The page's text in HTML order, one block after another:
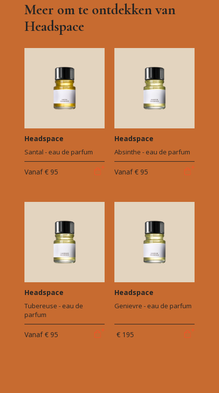
Meer om te ontdekken van
Headspace
Headspace
Santal - eau de parfum
Vanaf € 95
Headspace
Absinthe - eau de parfum
Vanaf € 95
Headspace
Tubereuse - eau de
parfum
Vanaf € 95
Headspace
Genievre - eau de parfum
€ 195